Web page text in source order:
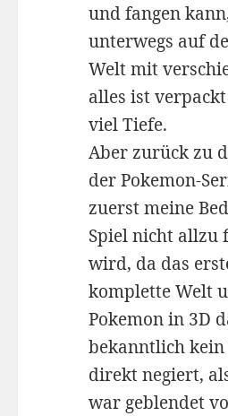
und fangen
unterwegs auf
Welt mit
alles ist
viel Tiefe.
Aber zurück zu
der Pokemon-
zuerst meine
Spiel nicht allzu
wird, da das
komplette Welt
Pokemon in 3D
bekanntlich kein
direkt negiert,
war geblendet